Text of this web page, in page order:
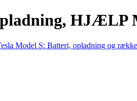
HJÆLP
Model S: Batteri, opladning og